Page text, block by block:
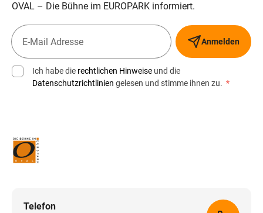
OVAL – Die Bühne im EUROPARK informiert.
Anmelden
Ich habe die rechtlichen Hinweise und die
Datenschutzrichtlinien gelesen und stimme ihnen zu. *
Telefon